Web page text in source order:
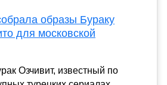
образы Бураку
для московской
Озчивит, известный по